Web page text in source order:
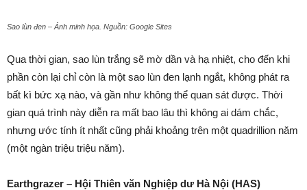
Sao lùn đen – Ảnh minh họa. Nguồn: Google Sites
Qua thời gian, sao lùn trắng sẽ mờ dần và hạ nhiệt, cho đến khi
phần còn lại chỉ còn là một sao lùn đen lạnh ngắt, không phát ra
bất kì bức xạ nào, và gần như không thể quan sát được. Thời
gian quá trình này diễn ra mất bao lâu thì không ai dám chắc,
nhưng ước tính ít nhất cũng phải khoảng trên một quadrillion năm
(một ngàn triệu triệu năm).
Earthgrazer – Hội Thiên văn Nghiệp dư Hà Nội (HAS)